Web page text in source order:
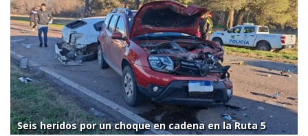
Seis heridos por un choque en cadena en la Ruta 5